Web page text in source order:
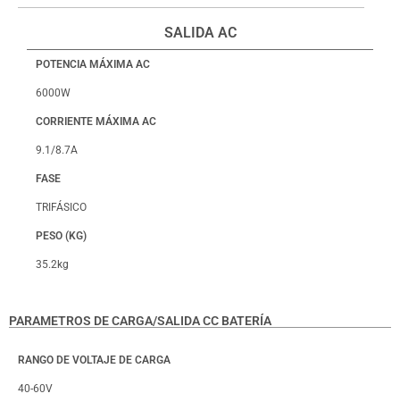
SALIDA AC
POTENCIA MÁXIMA AC
6000W
CORRIENTE MÁXIMA AC
9.1/8.7A
FASE
TRIFÁSICO
PESO (KG)
35.2kg
PARAMETROS DE CARGA/SALIDA CC BATERÍA
RANGO DE VOLTAJE DE CARGA
40-60V